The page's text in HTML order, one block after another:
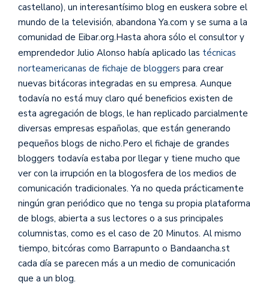
castellano), un interesantísimo blog en euskera sobre el
mundo de la televisión, abandona Ya.com y se suma a la
comunidad de Eibar.org.Hasta ahora sólo el consultor y
emprendedor Julio Alonso había aplicado las técnicas
norteamericanas de fichaje de bloggers para crear
nuevas bitácoras integradas en su empresa. Aunque
todavía no está muy claro qué beneficios existen de
esta agregación de blogs, le han replicado parcialmente
diversas empresas españolas, que están generando
pequeños blogs de nicho.Pero el fichaje de grandes
bloggers todavía estaba por llegar y tiene mucho que
ver con la irrupción en la blogosfera de los medios de
comunicación tradicionales. Ya no queda prácticamente
ningún gran periódico que no tenga su propia plataforma
de blogs, abierta a sus lectores o a sus principales
columnistas, como es el caso de 20 Minutos. Al mismo
tiempo, bitcóras como Barrapunto o Bandaancha.st
cada día se parecen más a un medio de comunicación
que a un blog.